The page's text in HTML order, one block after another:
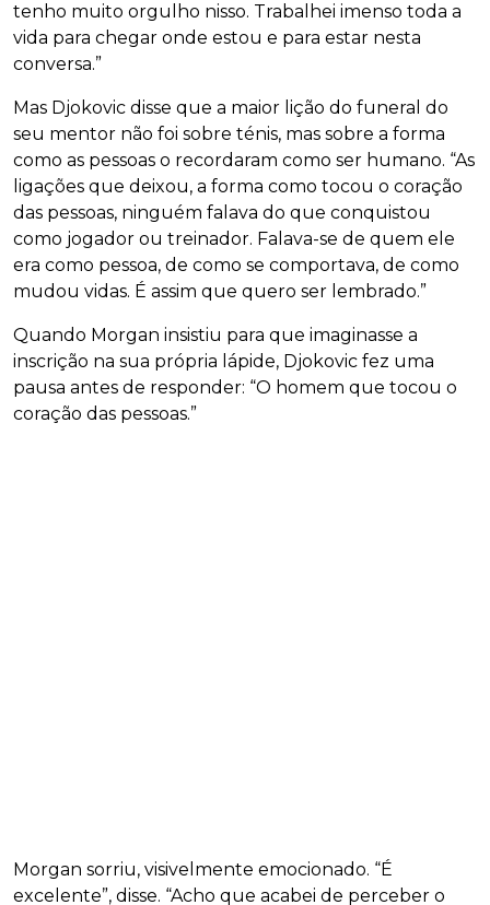
tenho muito orgulho nisso. Trabalhei imenso toda a
vida para chegar onde estou e para estar nesta
conversa.”
Mas Djokovic disse que a maior lição do funeral do
seu mentor não foi sobre ténis, mas sobre a forma
como as pessoas o recordaram como ser humano. “As
ligações que deixou, a forma como tocou o coração
das pessoas, ninguém falava do que conquistou
como jogador ou treinador. Falava-se de quem ele
era como pessoa, de como se comportava, de como
mudou vidas. É assim que quero ser lembrado.”
Quando Morgan insistiu para que imaginasse a
inscrição na sua própria lápide, Djokovic fez uma
pausa antes de responder: “O homem que tocou o
coração das pessoas.”
Morgan sorriu, visivelmente emocionado. “É
excelente”, disse. “Acho que acabei de perceber o